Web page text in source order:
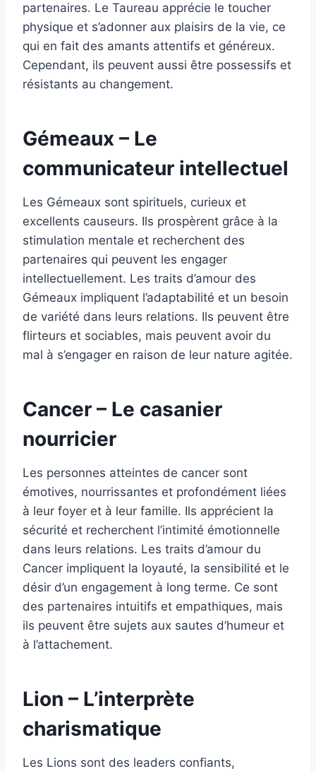
partenaires. Le Taureau apprécie le toucher
physique et s’adonner aux plaisirs de la vie, ce
qui en fait des amants attentifs et généreux.
Cependant, ils peuvent aussi être possessifs et
résistants au changement.
Gémeaux – Le
communicateur intellectuel
Les Gémeaux sont spirituels, curieux et
excellents causeurs. Ils prospèrent grâce à la
stimulation mentale et recherchent des
partenaires qui peuvent les engager
intellectuellement. Les traits d’amour des
Gémeaux impliquent l’adaptabilité et un besoin
de variété dans leurs relations. Ils peuvent être
flirteurs et sociables, mais peuvent avoir du
mal à s’engager en raison de leur nature agitée.
Cancer – Le casanier
nourricier
Les personnes atteintes de cancer sont
émotives, nourrissantes et profondément liées
à leur foyer et à leur famille. Ils apprécient la
sécurité et recherchent l’intimité émotionnelle
dans leurs relations. Les traits d’amour du
Cancer impliquent la loyauté, la sensibilité et le
désir d’un engagement à long terme. Ce sont
des partenaires intuitifs et empathiques, mais
ils peuvent être sujets aux sautes d’humeur et
à l’attachement.
Lion – L’interprète
charismatique
Les Lions sont des leaders confiants,